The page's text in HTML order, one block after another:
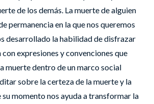
de los demás. La muerte de alguien
permanencia en la que nos queremos
desarrollado la habilidad de disfrazar
expresiones y convenciones que
muerte dentro de un marco social
sobre la certeza de la muerte y la
momento nos ayuda a transformar la